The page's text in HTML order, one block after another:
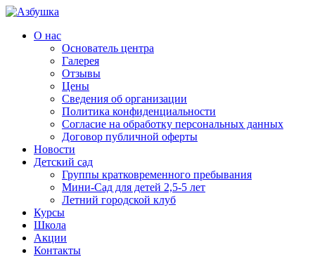
О нас
Основатель центра
Галерея
Отзывы
Цены
Сведения об организации
Политика конфиденциальности
Согласие на обработку персональных данных
Договор публичной оферты
Новости
Детский сад
Группы кратковременного пребывания
Мини-Сад для детей 2,5-5 лет
Летний городской клуб
Курсы
Школа
Акции
Контакты